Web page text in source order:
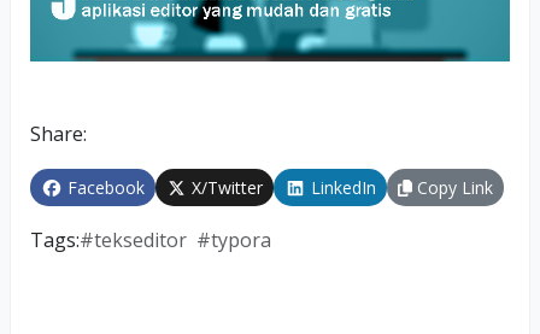
Share:
Facebook X/Twitter LinkedIn Copy Link
Tags:#tekseditor #typora